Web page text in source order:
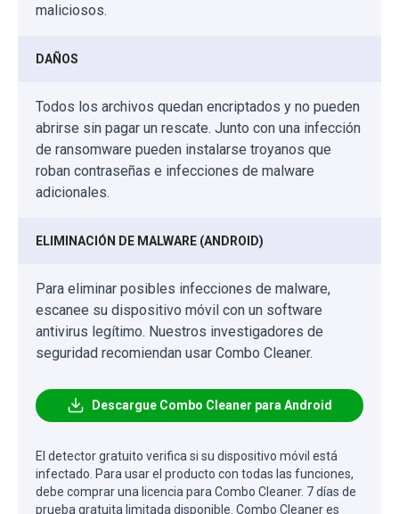
maliciosos.
DAÑOS
Todos los archivos quedan encriptados y no pueden
abrirse sin pagar un rescate. Junto con una infección
de ransomware pueden instalarse troyanos que
roban contraseñas e infecciones de malware
adicionales.
ELIMINACIÓN DE MALWARE (ANDROID)
Para eliminar posibles infecciones de malware,
escanee su dispositivo móvil con un software
antivirus legítimo. Nuestros investigadores de
seguridad recomiendan usar Combo Cleaner.
Descargue Combo Cleaner para Android
El detector gratuito verifica si su dispositivo móvil está
infectado. Para usar el producto con todas las funciones,
debe comprar una licencia para Combo Cleaner. 7 días de
prueba gratuita limitada disponible. Combo Cleaner es